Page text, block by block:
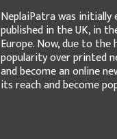
NeplaiPatra was initially
published in the UK, in
Europe. Now, due to
popularity over printed
and become an online
its reach and become